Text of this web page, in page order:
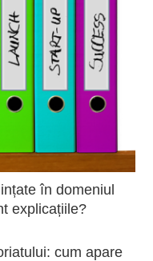
în domeniul
explicațiile?
cum apare